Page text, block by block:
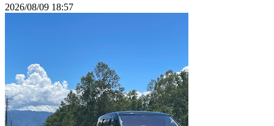
2026/08/09 18:57